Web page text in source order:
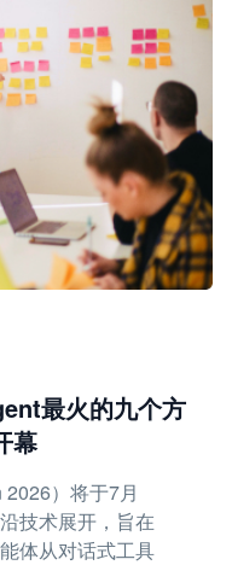
最火的九个方
幕
）将于7月
技术展开，旨在
体从对话式工具